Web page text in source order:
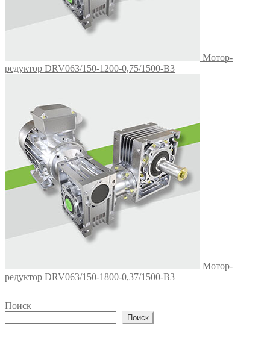
Мотор-
редуктор DRV063/150-1200-0,75/1500-В3
Мотор-
редуктор DRV063/150-1800-0,37/1500-В3
Поиск
Поиск